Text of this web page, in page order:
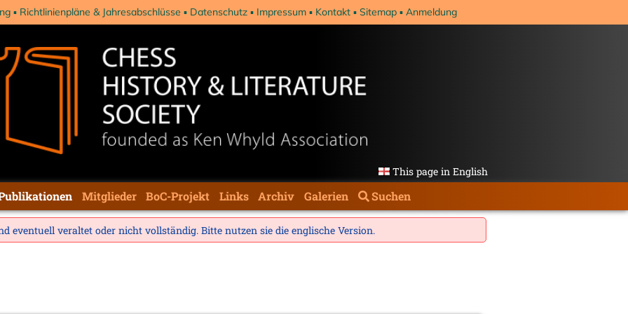
Richtlinienpläne & Jahresabschlüsse Datenschutz Impressum Kontakt Sitemap Anmeldung
This page in English
Mitglieder BoC-Projekt Links Archiv Galerien Suchen
eventuell veraltet oder nicht vollständig. Bitte nutzen sie die englische Version.